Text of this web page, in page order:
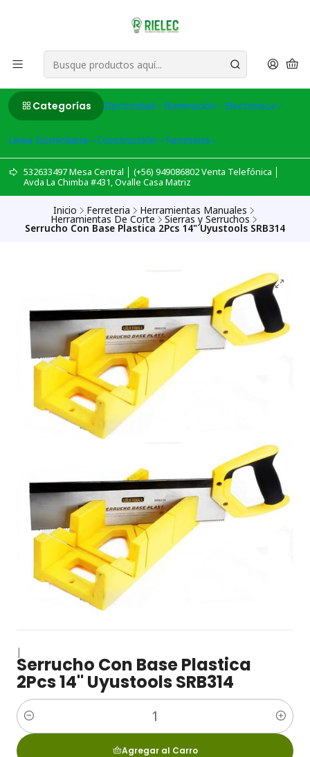
Categorías Electricidad Iluminación Electronica
Linea Domiciliaria Construcción Ferreteria
532633497 Mesa Central │ (+56) 949086802 Venta Telefónica │
Avda La Chimba #431, Ovalle Casa Matriz
Inicio Ferreteria Herramientas Manuales
Herramientas De Corte Sierras y Serruchos
Serrucho Con Base Plastica 2Pcs 14" Uyustools SRB314
|
Serrucho Con Base Plastica
2Pcs 14" Uyustools SRB314
Cantidad
Agregar al Carro